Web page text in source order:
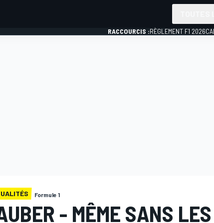
RACCOURCIS :RÈGLEMENT F1 2026
Formule 1
- MÊME SANS